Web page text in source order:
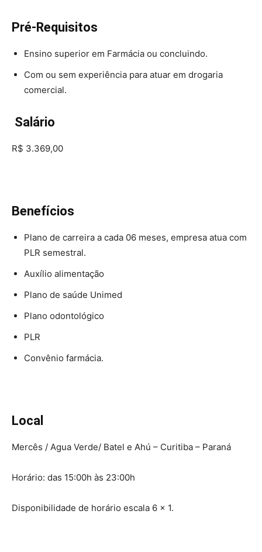
Pré-Requisitos
Ensino superior em Farmácia ou concluindo.
Com ou sem experiência para atuar em drogaria
comercial.
Salário
R$ 3.369,00
Benefícios
Plano de carreira a cada 06 meses, empresa atua com
PLR semestral.
Auxílio alimentação
Plano de saúde Unimed
Plano odontológico
PLR
Convênio farmácia.
Local
Mercês / Agua Verde/ Batel e Ahú – Curitiba – Paraná
Horário: das 15:00h às 23:00h
Disponibilidade de horário escala 6 x 1.